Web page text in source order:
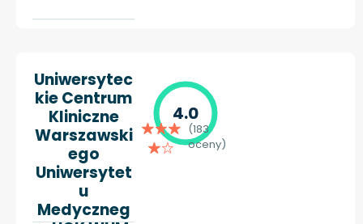
Uniwersytec
kie Centrum
Kliniczne
Warszawski
ego
Uniwersytet
u
Medyczneg
4.0
(183
oceny)